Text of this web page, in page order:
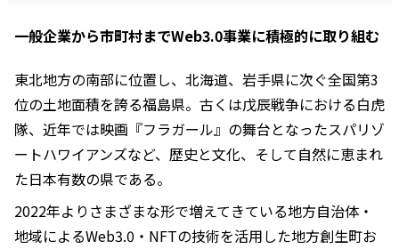
一般企業から市町村までWeb3.0事業に積極的に取り組む
東北地方の南部に位置し、北海道、岩手県に次ぐ全国第3
位の土地面積を誇る福島県。古くは戊辰戦争における白虎
隊、近年では映画『フラガール』の舞台となったスパリゾ
ートハワイアンズなど、歴史と文化、そして自然に恵まれ
た日本有数の県である。
2022年よりさまざまな形で増えてきている地方自治体・
地域によるWeb3.0・NFTの技術を活用した地方創生町お